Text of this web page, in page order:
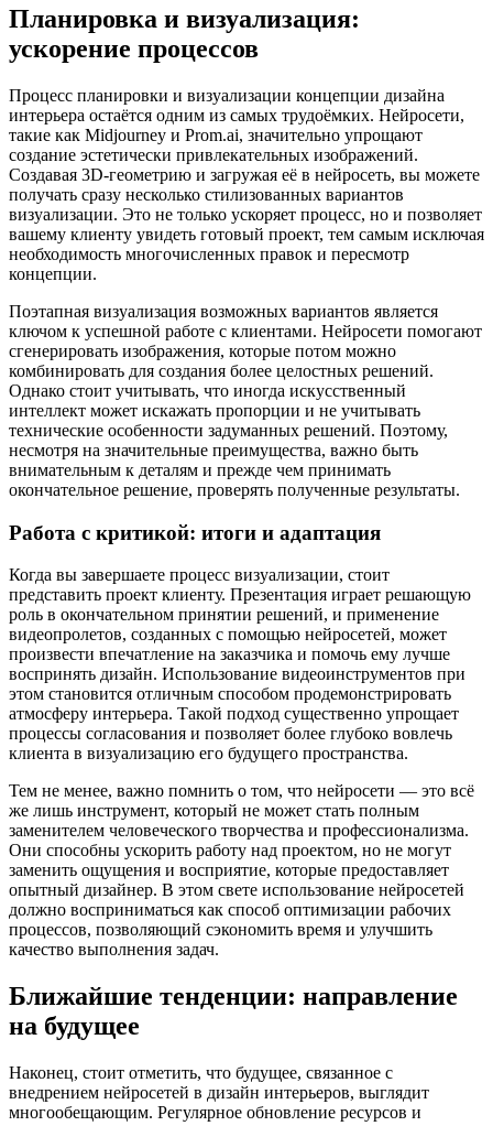
Планировка и визуализация:
ускорение процессов
Процесс планировки и визуализации концепции дизайна
интерьера остаётся одним из самых трудоёмких. Нейросети,
такие как Midjourney и Prom.ai, значительно упрощают
создание эстетически привлекательных изображений.
Создавая 3D-геометрию и загружая её в нейросеть, вы можете
получать сразу несколько стилизованных вариантов
визуализации. Это не только ускоряет процесс, но и позволяет
вашему клиенту увидеть готовый проект, тем самым исключая
необходимость многочисленных правок и пересмотр
концепции.
Поэтапная визуализация возможных вариантов является
ключом к успешной работе с клиентами. Нейросети помогают
сгенерировать изображения, которые потом можно
комбинировать для создания более целостных решений.
Однако стоит учитывать, что иногда искусственный
интеллект может искажать пропорции и не учитывать
технические особенности задуманных решений. Поэтому,
несмотря на значительные преимущества, важно быть
внимательным к деталям и прежде чем принимать
окончательное решение, проверять полученные результаты.
Работа с критикой: итоги и адаптация
Когда вы завершаете процесс визуализации, стоит
представить проект клиенту. Презентация играет решающую
роль в окончательном принятии решений, и применение
видеопролетов, созданных с помощью нейросетей, может
произвести впечатление на заказчика и помочь ему лучше
воспринять дизайн. Использование видеоинструментов при
этом становится отличным способом продемонстрировать
атмосферу интерьера. Такой подход существенно упрощает
процессы согласования и позволяет более глубоко вовлечь
клиента в визуализацию его будущего пространства.
Тем не менее, важно помнить о том, что нейросети — это всё
же лишь инструмент, который не может стать полным
заменителем человеческого творчества и профессионализма.
Они способны ускорить работу над проектом, но не могут
заменить ощущения и восприятие, которые предоставляет
опытный дизайнер. В этом свете использование нейросетей
должно восприниматься как способ оптимизации рабочих
процессов, позволяющий сэкономить время и улучшить
качество выполнения задач.
Ближайшие тенденции: направление
на будущее
Наконец, стоит отметить, что будущее, связанное с
внедрением нейросетей в дизайн интерьеров, выглядит
многообещающим. Регулярное обновление ресурсов и